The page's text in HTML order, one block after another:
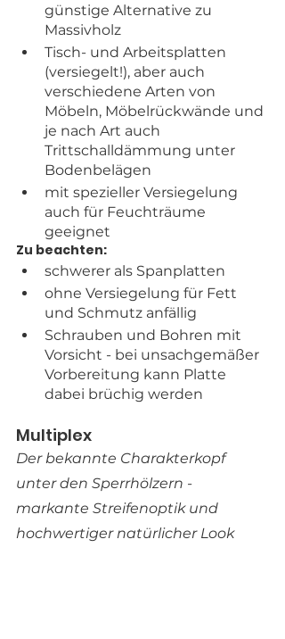
günstige Alternative zu
Massivholz
Tisch- und Arbeitsplatten
(versiegelt!), aber auch
verschiedene Arten von
Möbeln, Möbelrückwände und
je nach Art auch
Trittschalldämmung unter
Bodenbelägen
mit spezieller Versiegelung
auch für Feuchträume
geeignet
Zu beachten:
schwerer als Spanplatten
ohne Versiegelung für Fett
und Schmutz anfällig
Schrauben und Bohren mit
Vorsicht - bei unsachgemäßer
Vorbereitung kann Platte
dabei brüchig werden
Multiplex
Der bekannte Charakterkopf
unter den Sperrhölzern -
markante Streifenoptik und
hochwertiger natürlicher Look